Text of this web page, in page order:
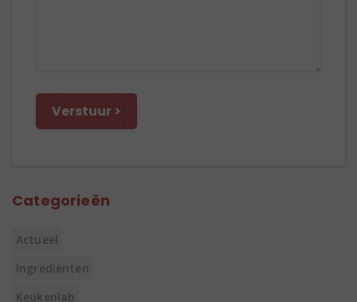
Categorieën
Actueel
Ingrediënten
Keukenlab